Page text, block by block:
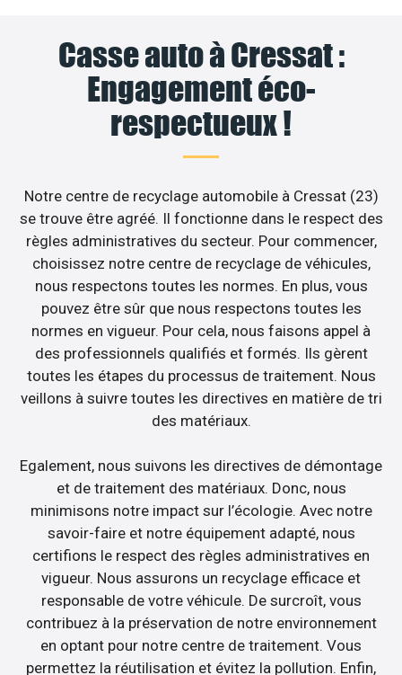
Casse auto à Cressat :
Engagement éco-
respectueux !
Notre centre de recyclage automobile à Cressat (23)
se trouve être agréé. Il fonctionne dans le respect des
règles administratives du secteur. Pour commencer,
choisissez notre centre de recyclage de véhicules,
nous respectons toutes les normes. En plus, vous
pouvez être sûr que nous respectons toutes les
normes en vigueur. Pour cela, nous faisons appel à
des professionnels qualifiés et formés. Ils gèrent
toutes les étapes du processus de traitement. Nous
veillons à suivre toutes les directives en matière de tri
des matériaux.
Egalement, nous suivons les directives de démontage
et de traitement des matériaux. Donc, nous
minimisons notre impact sur l’écologie. Avec notre
savoir-faire et notre équipement adapté, nous
certifions le respect des règles administratives en
vigueur. Nous assurons un recyclage efficace et
responsable de votre véhicule. De surcroît, vous
contribuez à la préservation de notre environnement
en optant pour notre centre de traitement. Vous
permettez la réutilisation et évitez la pollution. Enfin,